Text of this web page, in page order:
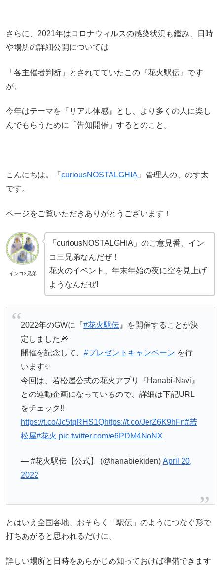
さらに、2021年はコロナウィルスの感染状況も鑑み、日時
や場所の詳細公開については
「各主催者判断」とされてていたこの『花火駅伝』です
が、
今年はテーマを『リアル体感』とし、より多くの人に楽し
んでもらうために「告知開催」するとのこと。
こんにちは。『curiousNOSTALGHIA 』管理人の、のす太
です。
ページをご覧いただきありがとうございます！
インコ3兄弟
「curiousNOSTALGHIA」のご意見番、イン
コ三兄弟なんだぜ！
花火のイベント、年末年始の夜に空を見上げ
ようなんだぜ!
2022年のGWに『#花火駅伝』を開催することが決
定しました🎆
開催を記念して、 #プレゼントキャンペーン を行
います✨
今回は、若松屋公式の花火アプリ『Hanabi-Navi』
との連動企画になっているので、詳細は下記URL
をチェック‼️
https://t.co/Jc5tqRHS1Qhttps://t.co/JerZ6K9hFn#若
松屋#花火 pic.twitter.com/e6PDM4NoNX
— #花火駅伝【公式】 (@hanabiekiden) April 20,
2022
とはいえ全国各地、おそらく「駅伝」のようにつなぐ形で
打ちあがると思われるだけに、
詳しい場所と日時をあらかじめ知っておけば準備できます